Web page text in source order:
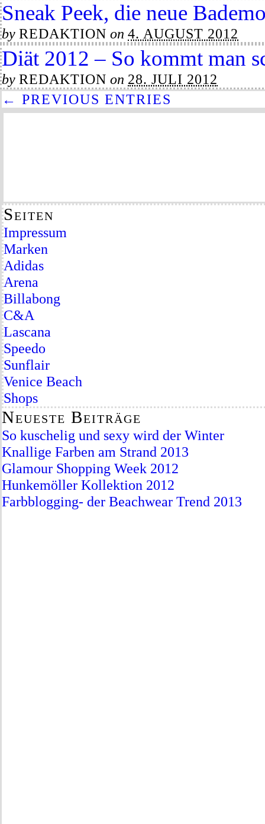
Sneak Peek, die neue
by REDAKTION on 4. AUGUST 2012
Diät 2012 – So kommt man
by REDAKTION on 28. JULI 2012
← PREVIOUS ENTRIES
Seiten
Impressum
Marken
Adidas
Arena
Billabong
C&A
Lascana
Speedo
Sunflair
Venice Beach
Shops
Neueste Beiträge
So kuschelig und sexy wird der Winter
Knallige Farben am Strand 2013
Glamour Shopping Week 2012
Hunkemöller Kollektion 2012
Farbblogging- der Beachwear Trend 2013